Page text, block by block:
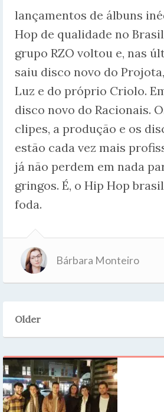
lançamentos de álbuns
Hop de qualidade no
grupo RZO voltou e, nas
saiu disco novo do
Luz e do próprio Criolo.
disco novo do Racionais.
clipes, a produção e os
estão cada vez mais
já não perdem em nada
gringos. É, o Hip Hop
foda.
Bárbara Monteiro
Older